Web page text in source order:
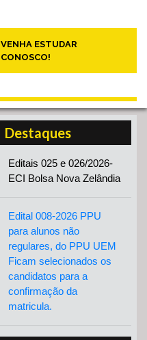
VENHA ESTUDAR
CONOSCO!
Destaques
Editais 025 e 026/2026-
ECI Bolsa Nova Zelândia
Edital 008-2026 PPU
para alunos não
regulares, do PPU UEM
Ficam selecionados os
candidatos para a
confirmação da
matricula.